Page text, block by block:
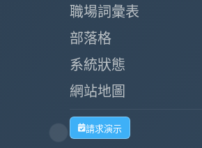
職場詞彙表
部落格
系統狀態
網站地圖
請求演示